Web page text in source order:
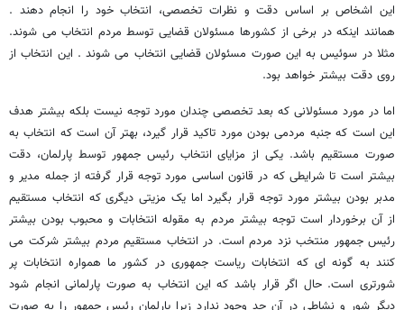
این اشخاص بر اساس دقت و نظرات تخصصی، انتخاب خود را انجام دهند .
همانند اینکه در برخی از کشورها مسئولان قضایی توسط مردم انتخاب می شوند.
مثلا در سوئیس به این صورت مسئولان قضایی انتخاب می شوند . این انتخاب از
روی دقت بیشتر خواهد بود.
اما در مورد مسئولانی که بعد تخصصی چندان مورد توجه نیست بلکه بیشتر هدف
این است که جنبه مردمی بودن مورد تاکید قرار گیرد، بهتر آن است که انتخاب به
صورت مستقیم باشد. یکی از مزایای انتخاب رئیس جمهور توسط پارلمان، دقت
بیشتر است تا شرایطی که در قانون اساسی مورد توجه قرار گرفته از جمله مدیر و
مدبر بودن بیشتر مورد توجه قرار بگیرد اما یک مزیتی دیگری که انتخاب مستقیم
از آن برخوردار است توجه بیشتر مردم به مقوله انتخابات و محبوب بودن بیشتر
رئیس جمهور منتخب نزد مردم است. در انتخاب مستقیم مردم بیشتر شرکت می
کنند به گونه ای که انتخابات ریاست جمهوری در کشور ما همواره انتخابات پر
شورتری است. حال اگر قرار باشد که این انتخاب به صورت پارلمانی انجام شود
دیگر شور و نشاطی در آن حد وجود ندارد زیرا پارلمان رئیس جمهور را به صورت